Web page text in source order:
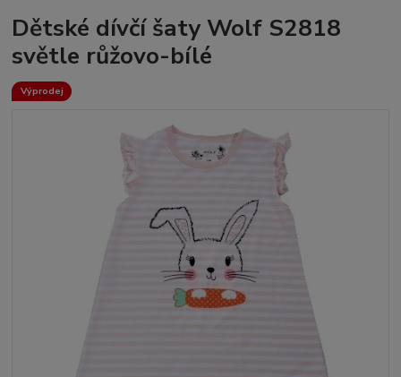
Dětské dívčí šaty Wolf S2818
světle růžovo-bílé
Výprodej